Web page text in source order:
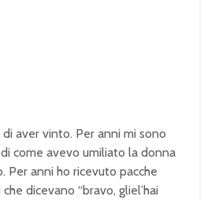
aver vinto. Per anni mi sono
come avevo umiliato la donna
Per anni ho ricevuto pacche
dicevano “bravo, gliel’hai